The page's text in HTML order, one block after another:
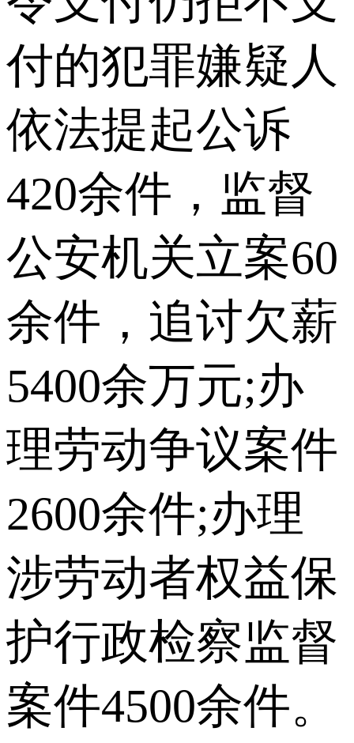
付的犯罪嫌疑人
依法提起公诉
420余件，监督
公安机关立案60
余件，追讨欠薪
5400余万元;办
理劳动争议案件
2600余件;办理
涉劳动者权益保
护行政检察监督
案件4500余件。